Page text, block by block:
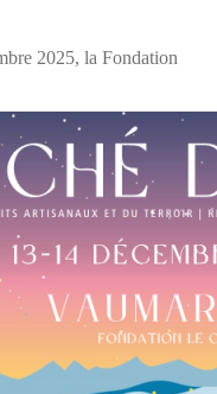
2025, la Fondation